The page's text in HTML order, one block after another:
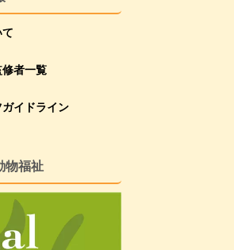
者一覧
イドライン
物福祉